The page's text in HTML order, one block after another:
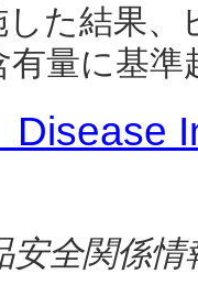
した結果
有量に基
Disease
安全関係情